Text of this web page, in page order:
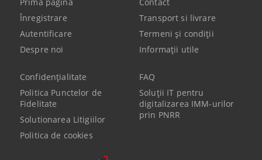
Înregistrare
Autentificare
Despre noi
Transport si livrare
Termeni şi condiţii
Informaţii utile
Confidenţialitate
Politica Punctelor de
Fidelitate
Solutionarea Litigiilor
Politica de cookies
FAQ
Soluții IT pentru
digitalizarea IMM-urilor
prin PNRR